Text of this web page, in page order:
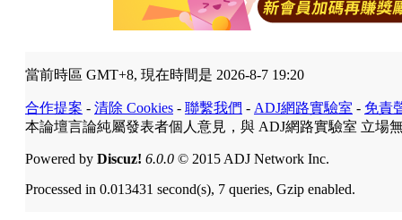
當前時區 GMT+8, 現在時間是 2026-8-7 19:20
合作提案 - 清除 Cookies - 聯繫我們 - ADJ網路實驗室 - 免責
本論壇言論純屬發表者個人意見，與 ADJ網路實驗室 立場
Powered by Discuz! 6.0.0 © 2015 ADJ Network Inc.
Processed in 0.013431 second(s), 7 queries, Gzip enabled.